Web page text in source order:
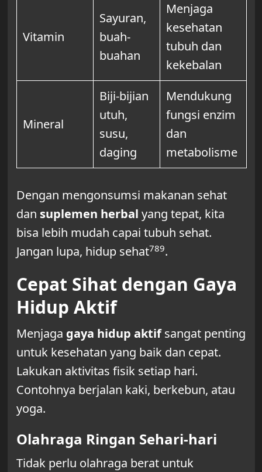
Vitamin
Sayuran,
buah-
buahan
Menjaga
kesehatan
tubuh dan
kekebalan
Mineral
Biji-bijian
utuh,
susu,
daging
Mendukung
fungsi enzim
dan
metabolisme
Dengan mengonsumsi makanan sehat
dan suplemen herbal yang tepat, kita
bisa lebih mudah capai tubuh sehat.
Jangan lupa, hidup sehat789.
Cepat Sihat dengan Gaya
Hidup Aktif
Menjaga gaya hidup aktifsangat penting
untuk kesehatan yang baik dan cepat.
Lakukan aktivitas fisik setiap hari.
Contohnya berjalan kaki, berkebun, atau
yoga.
Olahraga Ringan Sehari-hari
Tidak perlu olahraga berat untuk